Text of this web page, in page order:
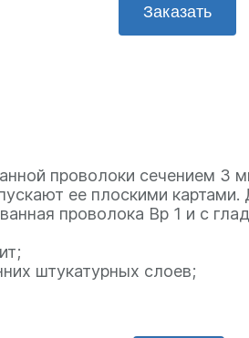
Заказать
проволоки сечением
ее плоскими картами.
проволока Вр 1 и с
штукатурных слоев;